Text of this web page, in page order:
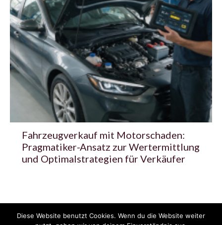
Fahrzeugverkauf mit Motorschaden:
Pragmatiker-Ansatz zur Wertermittlung
und Optimalstrategien für Verkäufer
© 2020 - 2025 Copyright - KFZzeitung.com
Diese Website benutzt Cookies. Wenn du die Website weiter